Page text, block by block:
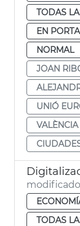
TODAS
EN
NORMAL
JOAN
UNIÓ
TODAS